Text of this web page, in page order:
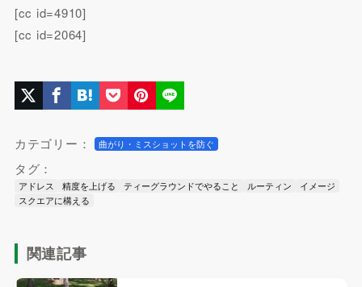
[cc id=4910]
[cc id=2064]
カテゴリー： 曲がり・ミスショットを防ぐ
タグ：
アドレス 精度を上げる ティーグラウンドでやること ルーティン
イメージ
スクエアに構える
関連記事